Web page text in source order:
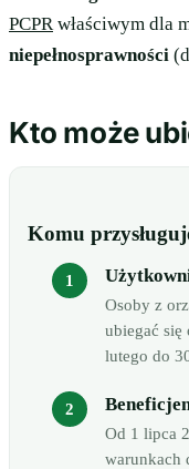
PCPRwłaściwym dla
niepełnosprawności
Kto może
Komu
Osoby z
ubiegać
lutego do
Od 1 lipca
warunkach